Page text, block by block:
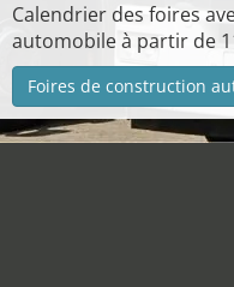
Calendrier des foires
automobile à partir de
Foires de construction